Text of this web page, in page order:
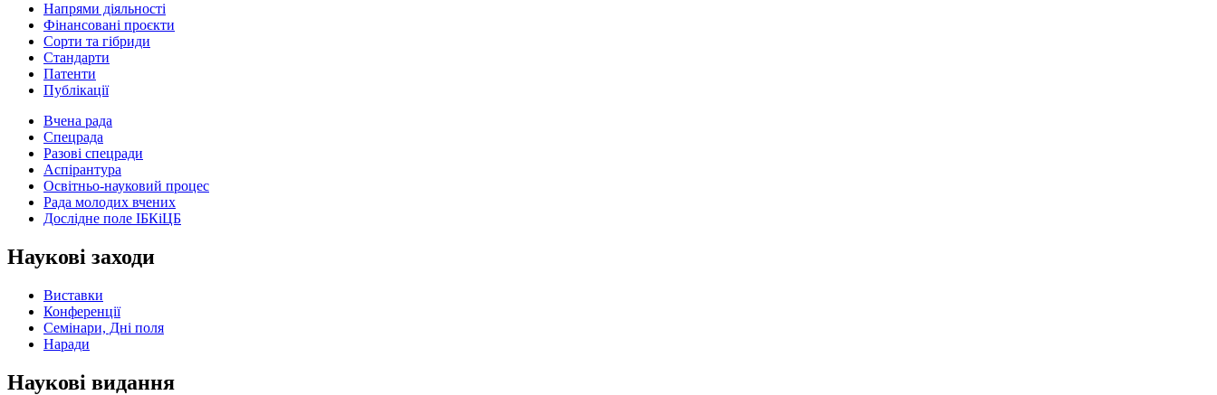
Напрями діяльності
Фінансовані проєкти
Сорти та гібриди
Стандарти
Патенти
Публікації
Вчена рада
Спецрада
Разові спецради
Аспірантура
Освітньо-науковий процес
Рада молодих вчених
Дослідне поле ІБКіЦБ
Наукові заходи
Виставки
Конференції
Семінари, Дні поля
Наради
Наукові видання